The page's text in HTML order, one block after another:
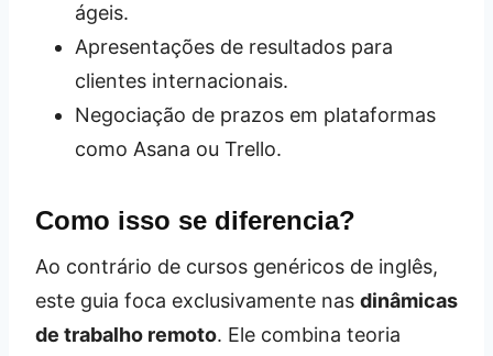
ágeis.
Apresentações de resultados para
clientes internacionais.
Negociação de prazos em plataformas
como Asana ou Trello.
Como isso se diferencia?
Ao contrário de cursos genéricos de inglês,
este guia foca exclusivamente nas dinâmicas
de trabalho remoto. Ele combina teoria